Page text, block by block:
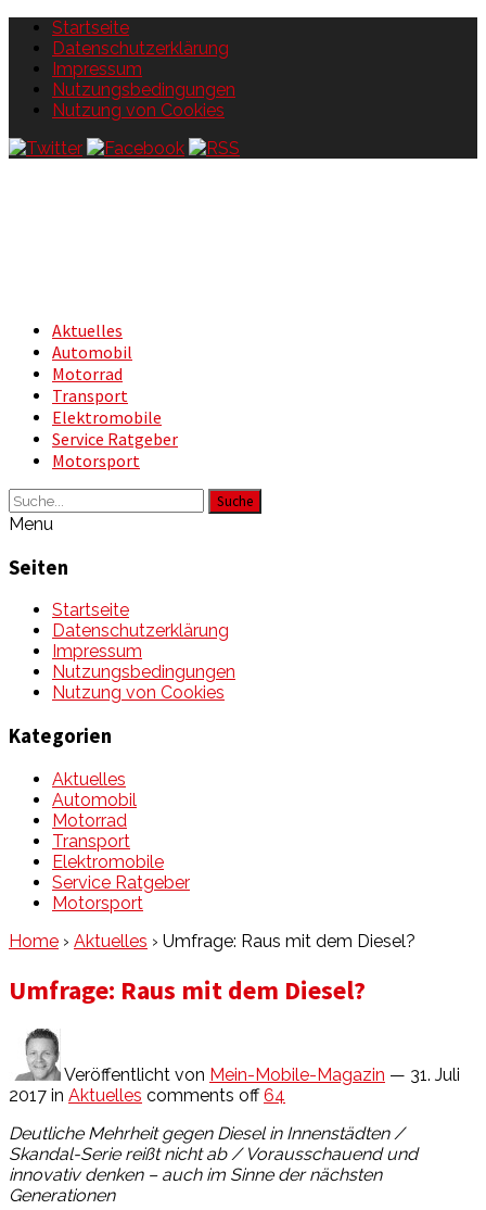
Startseite
Datenschutzerklärung
Impressum
Nutzungsbedingungen
Nutzung von Cookies
Aktuelles
Automobil
Motorrad
Transport
Elektromobile
Service Ratgeber
Motorsport
Suche
Menu
Seiten
Startseite
Datenschutzerklärung
Impressum
Nutzungsbedingungen
Nutzung von Cookies
Kategorien
Aktuelles
Automobil
Motorrad
Transport
Elektromobile
Service Ratgeber
Motorsport
Home › Aktuelles › Umfrage: Raus mit dem Diesel?
Umfrage: Raus mit dem Diesel?
Veröffentlicht von Mein-Mobile-Magazin — 31. Juli
2017 in Aktuelles comments off 64
Deutliche Mehrheit gegen Diesel in Innenstädten /
Skandal-Serie reißt nicht ab / Vorausschauend und
innovativ denken – auch im Sinne der nächsten
Generationen